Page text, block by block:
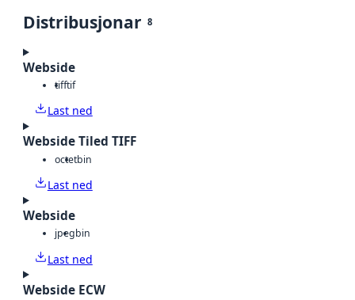
Distribusjonar 8
Webside
tifftif
Last ned
Webside Tiled TIFF
octetbin
Last ned
Webside
jpegbin
Last ned
Webside ECW